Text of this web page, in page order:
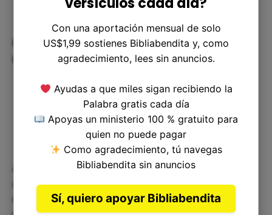
Conexión Espiritual: Reflexión
Corta sobre Josué 23:11
A veces nos olvidamos de lo sencillo que es amar
a Dios. Josué 23:11 nos recuerda que, en medio
de la rutina y los desafíos, lo más importante es
Con una aportación mensual de solo
US$1,99 sostienes Bibliabendita y, como
agradecimiento, lees sin anuncios.
Ayudas a que miles sigan recibiendo la
Palabra gratis cada día
Apoyas un ministerio 100 % gratuito para
quien no puede pagar
Como agradecimiento, tú navegas
Bibliabendita sin anuncios
Sí, quiero apoyar Bibliabendita